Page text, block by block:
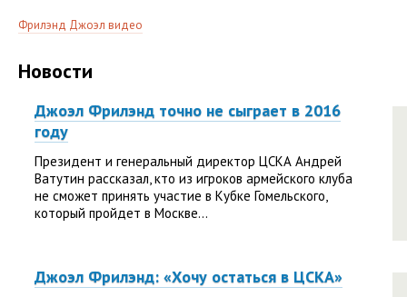
Фрилэнд Джоэл видео
Новости
Джоэл Фрилэнд точно не сыграет в 2016
году
Президент и генеральный директор ЦСКА Андрей
Ватутин рассказал, кто из игроков армейского клуба
не сможет принять участие в Кубке Гомельского,
который пройдет в Москве...
Джоэл Фрилэнд: «Хочу остаться в ЦСКА»